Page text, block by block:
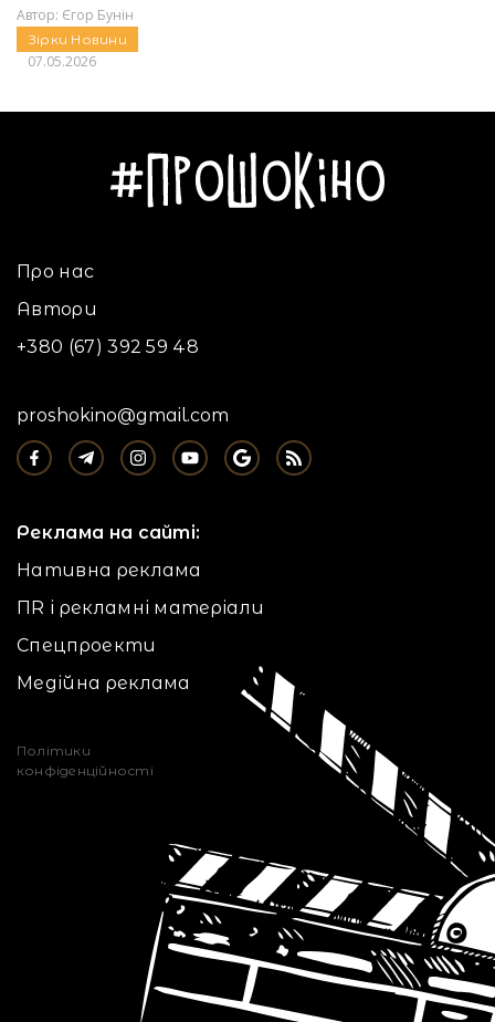
Автор: Єгор Бунін
Зірки Новини
07.05.2026
Про нас
Автори
+380 (67) 392 59 48
proshokino@gmail.com
Реклама на сайті:
Нативна реклама
ПR і рекламні матеріали
Спецпроекти
Медійна реклама
Політики
конфіденційності